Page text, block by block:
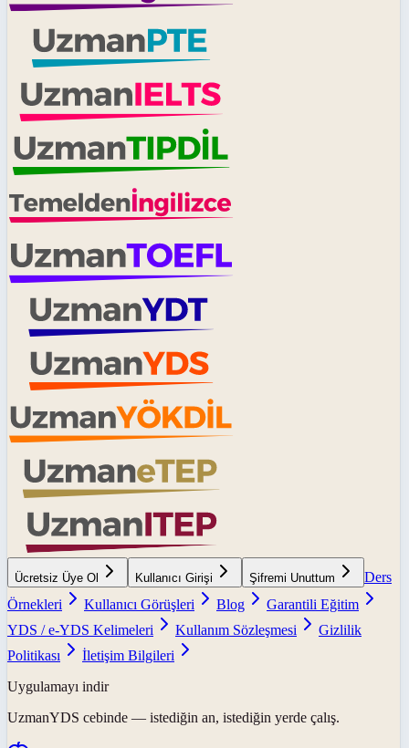
Ücretsiz Üye Ol Kullanıcı Girişi Şifremi Unuttum
Ders
Örnekleri
Kullanıcı Görüşleri Blog
Garantili Eğitim
YDS / e-YDS Kelimeleri
Kullanım Sözleşmesi
Gizlilik
Politikası
İletişim Bilgileri
Uygulamayı indir
UzmanYDS cebinde — istediğin an, istediğin yerde çalış.